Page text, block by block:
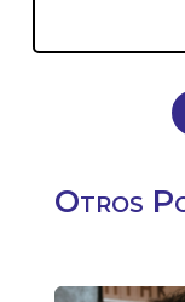
Otros